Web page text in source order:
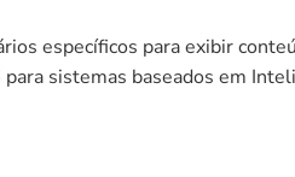
específicos para exibir
sistemas baseados em